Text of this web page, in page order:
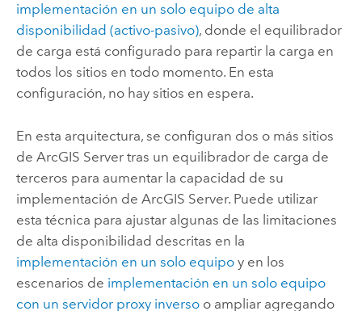
implementación en un solo equipo de alta
disponibilidad (activo-pasivo), donde el equilibrador
de carga está configurado para repartir la carga en
todos los sitios en todo momento. En esta
configuración, no hay sitios en espera.
En esta arquitectura, se configuran dos o más sitios
de ArcGIS Servertras un equilibrador de carga de
terceros para aumentar la capacidad de su
implementación de ArcGIS Server. Puede utilizar
esta técnica para ajustar algunas de las limitaciones
de alta disponibilidad descritas en la
implementación en un solo equipoy en los
escenarios de implementación en un solo equipo
con un servidor proxy inversoo ampliar agregando